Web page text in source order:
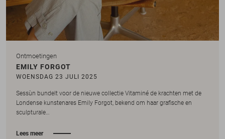
Ontmoetingen
EMILY FORGOT
WOENSDAG 23 JULI 2025
Sessùn bundelt voor de nieuwe collectie Vitaminé de krachten met de
Londense kunstenares Emily Forgot, bekend om haar grafische en
sculpturale…
Lees meer